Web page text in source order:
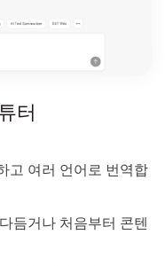
터
고 여러 언어로 번역합
듬거나 처음부터 콘텐